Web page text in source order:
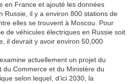
en France et ajouté les données
Russie, il y a environ 800 stations de
elles se trouvent à Moscou. Pour
de véhicules électriques en Russie soit
il devrait y avoir environ 50,000
actuellement un projet du
du Commerce et du Ministère du
selon lequel, d’ici 2030, la